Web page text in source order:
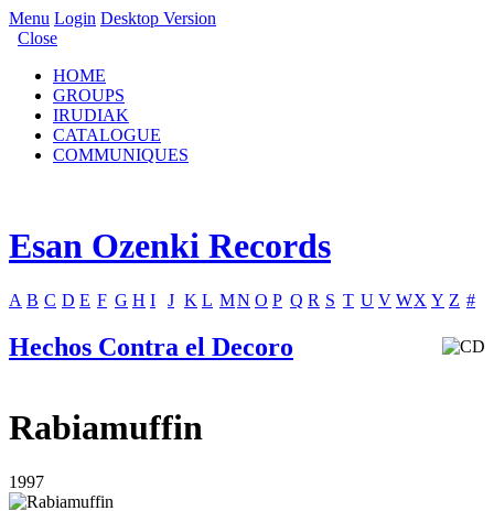
Menu Login Desktop Version
Close
HOME
GROUPS
IRUDIAK
CATALOGUE
COMMUNIQUES
Esan Ozenki Records
A B C D E F G H I J K L MN O P Q R S T U V WX Y Z #
Hechos Contra el Decoro
Rabiamuffin
1997